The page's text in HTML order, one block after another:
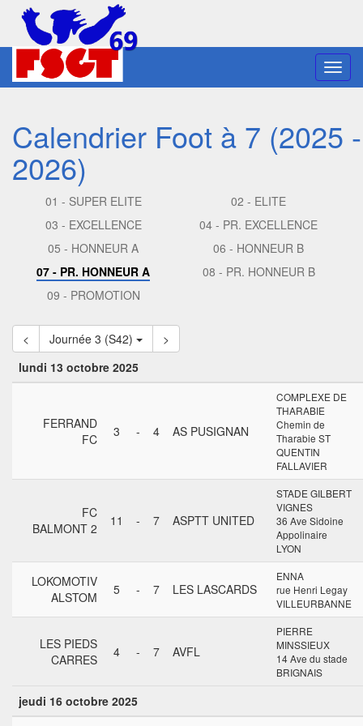
Calendrier Foot à 7 (2025 -
2026)
01 - SUPER ELITE
02 - ELITE
03 - EXCELLENCE
04 - PR. EXCELLENCE
05 - HONNEUR A
06 - HONNEUR B
07 - PR. HONNEUR A
08 - PR. HONNEUR B
09 - PROMOTION
< Journée 3 (S42)
>
lundi 13 octobre 2025
FERRAND
FC
3 - 4 AS PUSIGNAN
COMPLEXE DE
THARABIE
Chemin de
Tharabie ST
QUENTIN
FALLAVIER
FC
BALMONT 2
11 - 7 ASPTT UNITED
STADE GILBERT
VIGNES
36 Ave Sidoine
Appolinaire
LYON
LOKOMOTIV
ALSTOM
5 - 7 LES LASCARDS
ENNA
rue Henri Legay
VILLEURBANNE
LES PIEDS
CARRES
4 - 7 AVFL
PIERRE
MINSSIEUX
14 Ave du stade
BRIGNAIS
jeudi 16 octobre 2025